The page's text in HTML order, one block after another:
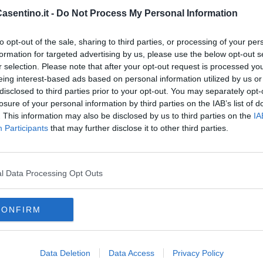
- Do Not Process My Personal Information
opt-out of the sale, sharing to third parties, or processing of your
for targeted advertising by us, please use the below opt-out
selection. Please note that after your opt-out request is processed
interest-based ads based on personal information utilized by us
to third parties prior to your opt-out. You may separately
of your personal information by third parties on the IAB’s list of
This information may also be disclosed by us to third parties on the
Participants that may further disclose it to other third parties.
Data Processing Opt Outs
Data Deletion Data Access Privacy Policy
di Mestiere
della Regione Toscana non sarà più possibile accedere con
offerte. L’accesso, come stabilito dal Decreto semplificazioni
di SPID, CNS o CIE
iscriviti allaNewsletter QUInews - ToscanaMedia.
nella tua casella di posta.